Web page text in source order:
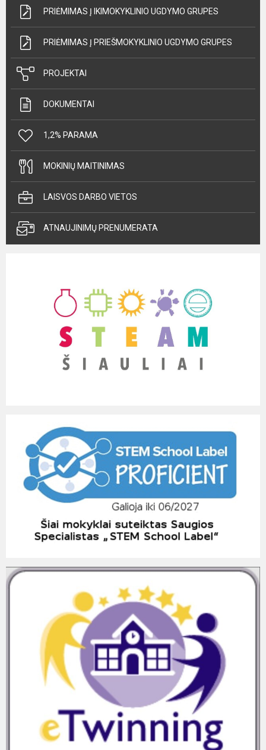
PRIĖMIMAS Į IKIMOKYKLINIO UGDYMO GRUPES
PRIĖMIMAS Į PRIEŠMOKYKLINIO UGDYMO GRUPES
PROJEKTAI
DOKUMENTAI
1,2% PARAMA
MOKINIŲ MAITINIMAS
LAISVOS DARBO VIETOS
ATNAUJINIMŲ PRENUMERATA